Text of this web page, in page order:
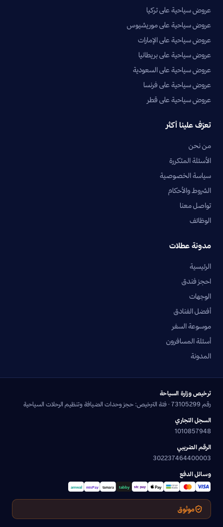
عروض سياحية على تركيا
عروض سياحية على موريشيوس
عروض سياحية على الإمارات
عروض سياحية على بريطانيا
عروض سياحية على السعودية
عروض سياحية على فرنسا
عروض سياحية على قطر
تعرّف علينا أكثر
من نحن
الأسئلة المتكررة
سياسة الخصوصية
الشروط والأحكام
تواصل معنا
الوظائف
مدونة عطلات
الرئيسية
احجز فندق
الوجهات
أفضل الفنادق
موسوعة السفر
أسئلة المسافرون
المدونة
ترخيص وزارة السياحة
رقم 73105299 · فئة الترخيص: حجز وحدات الضيافة وتنظيم الرحلات السياحية
السجل التجاري
1010857948
الرقم الضريبي
302237464400003
وسائل الدفع
موثوق